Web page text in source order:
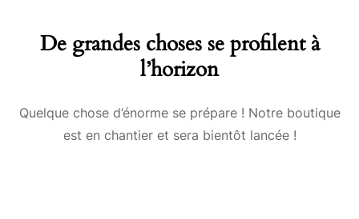
De grandes choses se profilent à
l’horizon
Quelque chose d’énorme se prépare ! Notre boutique
est en chantier et sera bientôt lancée !